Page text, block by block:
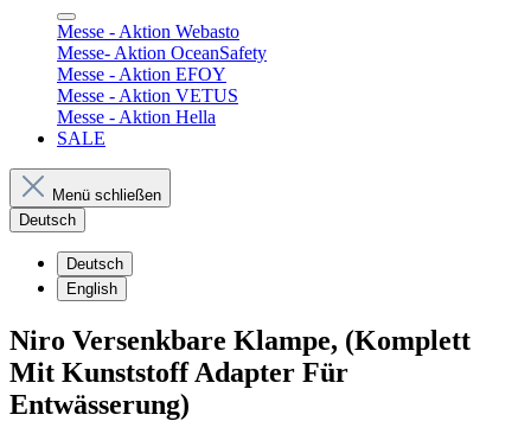
Messe - Aktion Webasto
Messe- Aktion OceanSafety
Messe - Aktion EFOY
Messe - Aktion VETUS
Messe - Aktion Hella
SALE
Menü schließen
Deutsch
Deutsch
English
Niro Versenkbare Klampe, (Komplett
Mit Kunststoff Adapter Für
Entwässerung)